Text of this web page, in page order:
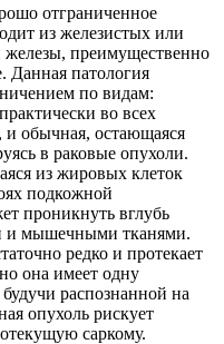
отграниченное
из железистых или
преимущественно
Данная патология
по видам:
во всех
и обычная, остающаяся
в раковые опухоли.
из жировых клеток
подкожной
проникнуть вглубь
и мышечными тканями.
редко и протекает
она имеет одну
распознанной на
опухоль рискует
саркому.